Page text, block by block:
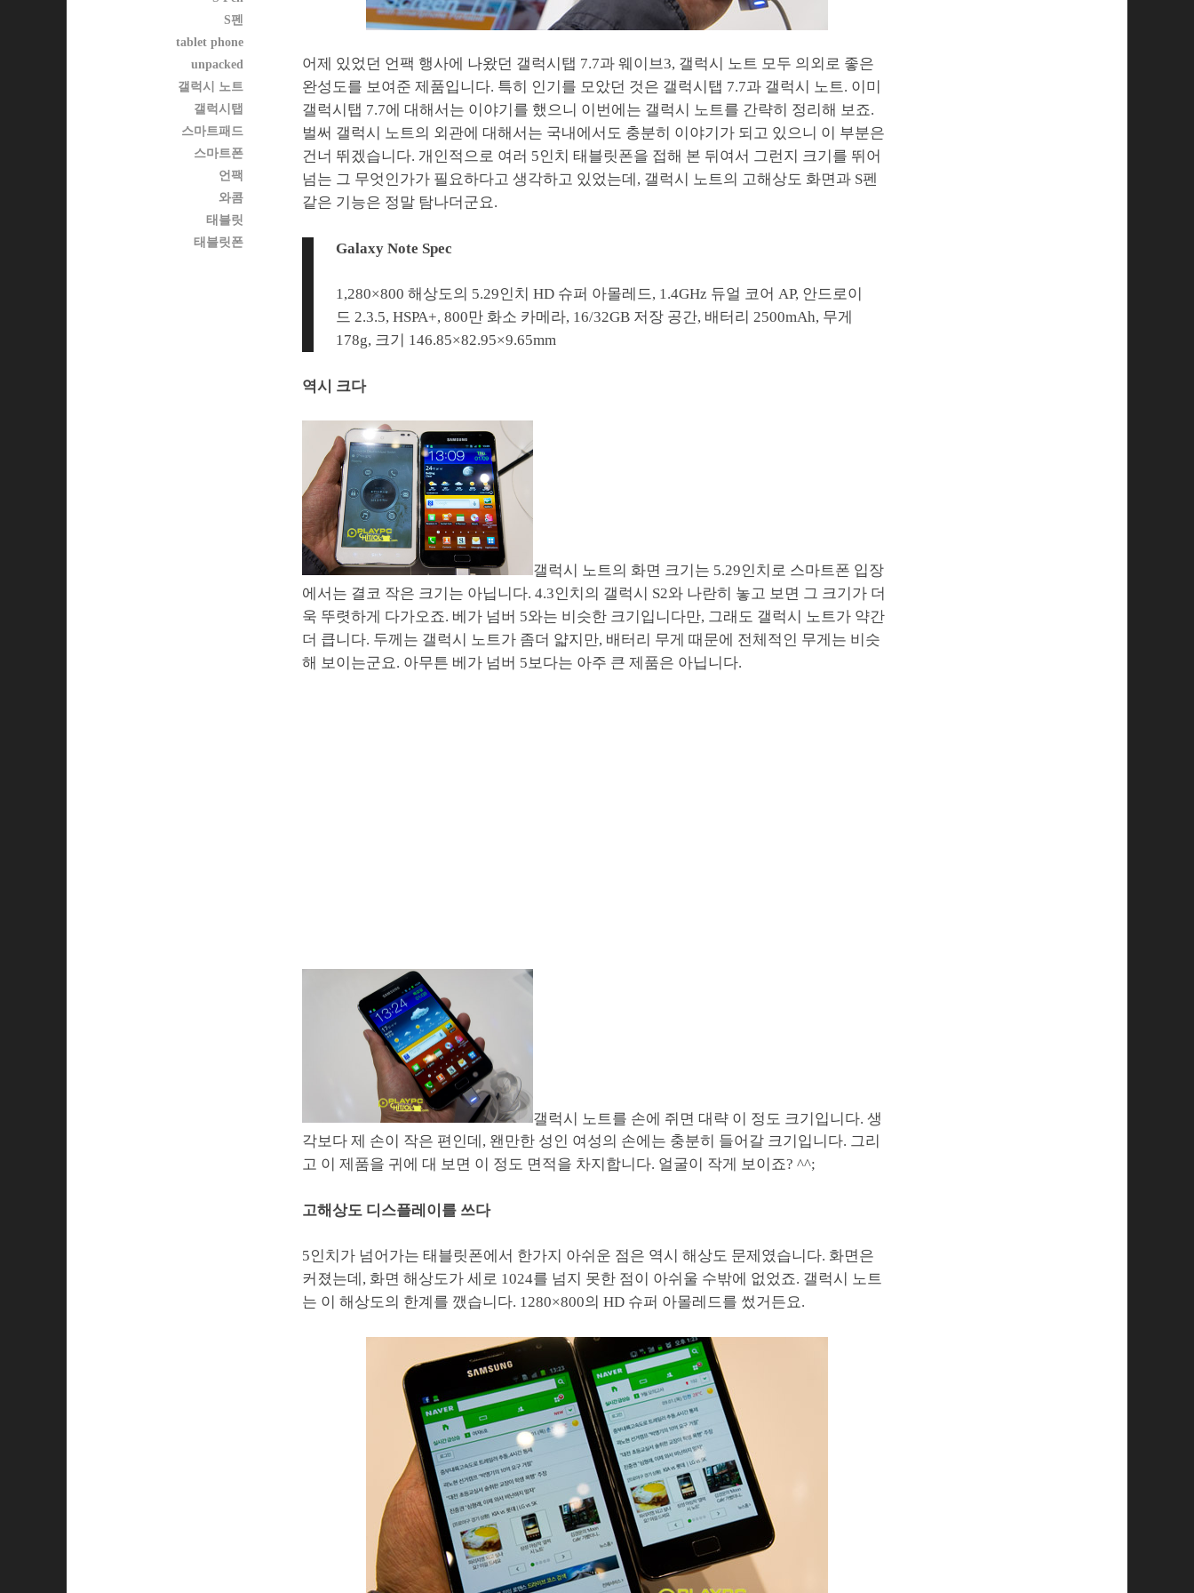
어제 있었던 언팩 행사에 나왔던 갤럭시탭 7.7과 웨이브3, 갤럭시 노트 모두 의외로 좋은
완성도를 보여준 제품입니다. 특히 인기를 모았던 것은 갤럭시탭 7.7과 갤럭시 노트. 이미
갤럭시탭 7.7에 대해서는 이야기를 했으니 이번에는 갤럭시 노트를 간략히 정리해 보죠.
벌써 갤럭시 노트의 외관에 대해서는 국내에서도 충분히 이야기가 되고 있으니 이 부분은
건너 뛰겠습니다. 개인적으로 여러 5인치 태블릿폰을 접해 본 뒤여서 그런지 크기를 뛰어
넘는 그 무엇인가가 필요하다고 생각하고 있었는데, 갤럭시 노트의 고해상도 화면과 S펜
같은 기능은 정말 탐나더군요.
Galaxy Note Spec
1,280×800 해상도의 5.29인치 HD 슈퍼 아몰레드, 1.4GHz 듀얼 코어 AP, 안드로이
드 2.3.5, HSPA+, 800만 화소 카메라, 16/32GB 저장 공간, 배터리 2500mAh, 무게
178g, 크기 146.85×82.95×9.65mm
역시 크다
갤럭시 노트의 화면 크기는 5.29인치로 스마트폰 입장
에서는 결코 작은 크기는 아닙니다. 4.3인치의 갤럭시 S2와 나란히 놓고 보면 그 크기가 더
욱 뚜렷하게 다가오죠. 베가 넘버 5와는 비슷한 크기입니다만, 그래도 갤럭시 노트가 약간
더 큽니다. 두께는 갤럭시 노트가 좀더 얇지만, 배터리 무게 때문에 전체적인 무게는 비슷
해 보이는군요. 아무튼 베가 넘버 5보다는 아주 큰 제품은 아닙니다.
갤럭시 노트를 손에 쥐면 대략 이 정도 크기입니다. 생
각보다 제 손이 작은 편인데, 왠만한 성인 여성의 손에는 충분히 들어갈 크기입니다. 그리
고 이 제품을 귀에 대 보면 이 정도 면적을 차지합니다. 얼굴이 작게 보이죠? ^^;
고해상도 디스플레이를 쓰다
5인치가 넘어가는 태블릿폰에서 한가지 아쉬운 점은 역시 해상도 문제였습니다. 화면은
커졌는데, 화면 해상도가 세로 1024를 넘지 못한 점이 아쉬울 수밖에 없었죠. 갤럭시 노트
는 이 해상도의 한계를 깼습니다. 1280×800의 HD 슈퍼 아몰레드를 썼거든요.
S펜
tablet phone
unpacked
갤럭시 노트
갤럭시탭
스마트패드
스마트폰
언팩
와콤
태블릿
태블릿폰